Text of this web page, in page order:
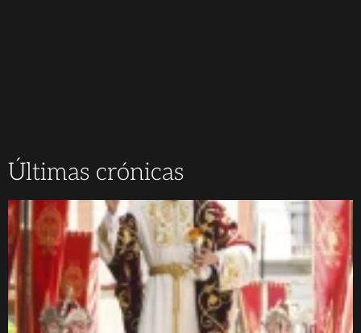
Últimas crónicas